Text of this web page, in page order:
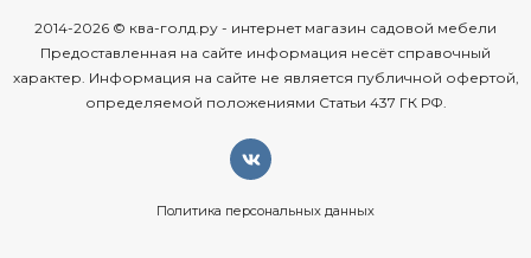
2014-2026 © ква-голд.ру - интернет магазин садовой мебели
Предоставленная на сайте информация несёт справочный
характер. Информация на сайте не является публичной офертой,
определяемой положениями Статьи 437 ГК РФ.
Политика персональных данных